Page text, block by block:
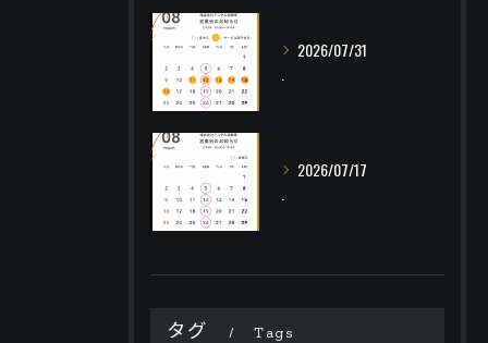
2026/07/31
2026/07/17
タグ Tags